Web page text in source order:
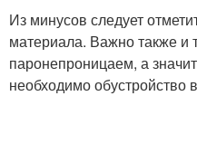
Из минусов следует
материала. Важно также и
паронепроницаем, а
необходимо обустройство